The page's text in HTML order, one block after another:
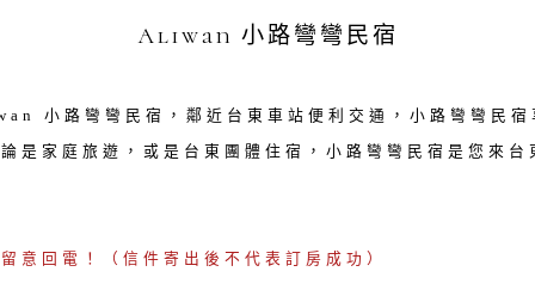
Aliwan 小路彎彎民宿
小路彎彎民宿，鄰近台東車站便利交通，小路彎彎民宿
是家庭旅遊，或是台東團體住宿，小路彎彎民宿是您來台
意回電！（信件寄出後不代表訂房成功）